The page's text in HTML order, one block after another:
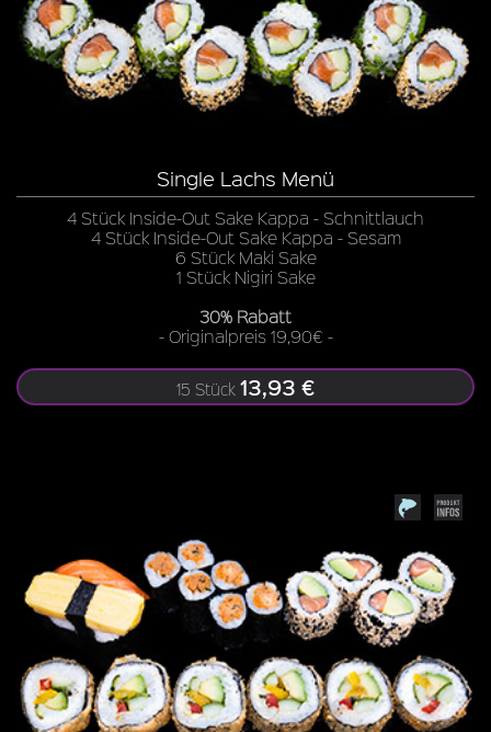
Single Lachs Menü
4 Stück Inside-Out Sake Kappa - Schnittlauch
4 Stück Inside-Out Sake Kappa - Sesam
6 Stück Maki Sake
1 Stück Nigiri Sake
30% Rabatt
- Originalpreis 19,90€ -
15 Stück 13,93 €